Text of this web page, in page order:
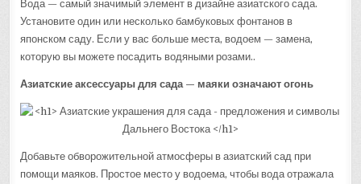
Вода — самый значимый элемент в дизайне азиатского сада.
Установите один или несколько бамбуковых фонтанов в
японском саду. Если у вас больше места, водоем — замена,
которую вы можете посадить водяными розами..
Азиатские аксессуары для сада — маяки означают огонь
Добавьте обворожительной атмосферы в азиатский сад при
помощи маяков. Простое место у водоема, чтобы вода отражала